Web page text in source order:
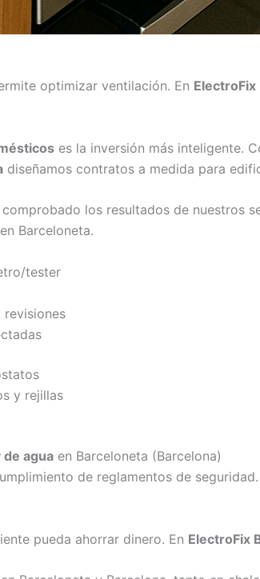
optimizar ventilación. En ElectroFix
es la inversión más inteligente.
diseñamos contratos a medida para
los resultados de nuestros
Barceloneta.
tester
y rejillas
agua en Barceloneta (Barcelona)
de reglamentos de
pueda ahorrar dinero. En ElectroFix